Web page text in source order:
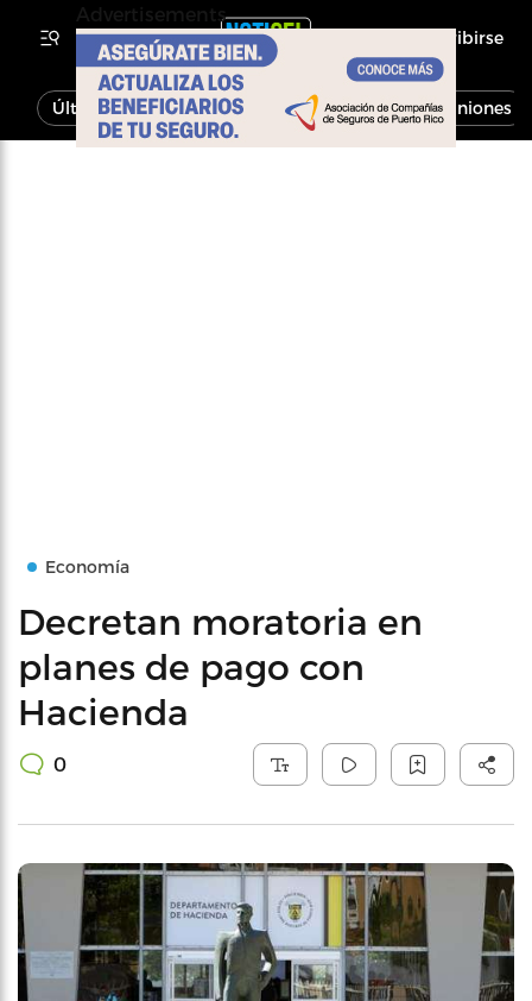
Inscribirse
Última Hora Noticias Economía Opiniones
Economía
Decretan moratoria en
planes de pago con
Hacienda
0
Advertisements